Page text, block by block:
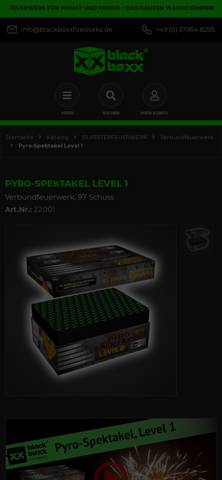
FEUERWERK FÜR PRIVAT UND PROFIS – DAS KAUFEN WAHRE KENNER
info@blackboxxfireworks.de +49 (0) 37364 8295
MENÜ SUCHEN MEIN KONTO
Startseite Katalog SILVESTERFEUERWERK
Verbundfeuerwerk
Pyro-Spektakel Level 1
PYRO-SPEKTAKEL LEVEL 1
Verbundfeuerwerk, 97 Schuss
Art.Nr.: 22001